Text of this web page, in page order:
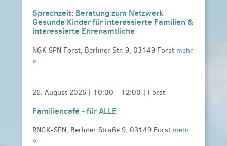
Sprechzeit: Beratung zum Netzwerk
Gesunde Kinder für interessierte Familien &
interessierte Ehrenamtliche
NGK SPN Forst, Berliner Str. 9, 03149 Forst mehr
»
26. August 2026 | 10:00 – 12:00 | Forst
Familiencafé - für ALLE
RNGK-SPN, Berliner Straße 9, 03149 Forst mehr
»